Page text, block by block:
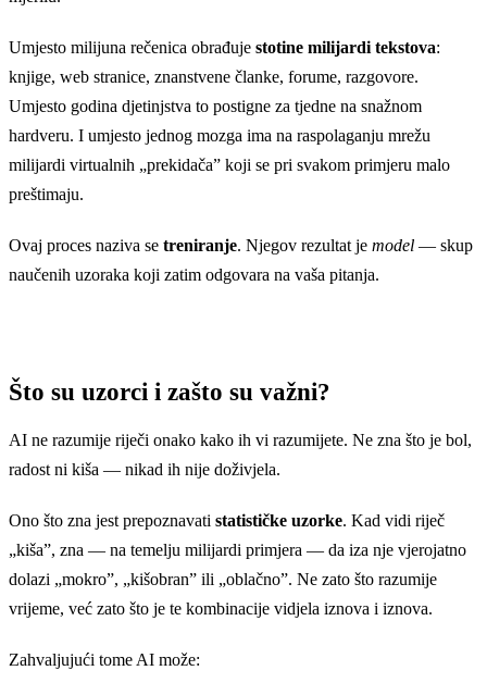
Umjesto milijuna rečenica obrađuje stotine milijardi tekstova:
knjige, web stranice, znanstvene članke, forume, razgovore.
Umjesto godina djetinjstva to postigne za tjedne na snažnom
hardveru. I umjesto jednog mozga ima na raspolaganju mrežu
milijardi virtualnih „prekidača” koji se pri svakom primjeru malo
preštimaju.
Ovaj proces naziva se treniranje. Njegov rezultat je model — skup
naučenih uzoraka koji zatim odgovara na vaša pitanja.
Što su uzorci i zašto su važni?
AI ne razumije riječi onako kako ih vi razumijete. Ne zna što je bol,
radost ni kiša — nikad ih nije doživjela.
Ono što zna jest prepoznavati statističke uzorke. Kad vidi riječ
„kiša”, zna — na temelju milijardi primjera — da iza nje vjerojatno
dolazi „mokro”, „kišobran” ili „oblačno”. Ne zato što razumije
vrijeme, već zato što je te kombinacije vidjela iznova i iznova.
Zahvaljujući tome AI može: